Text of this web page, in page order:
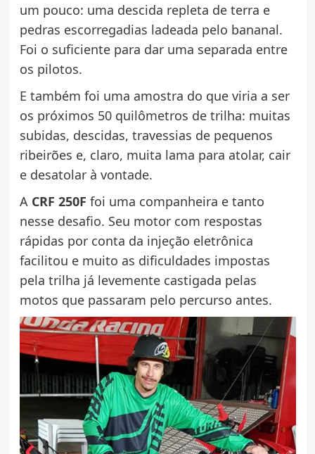
um pouco: uma descida repleta de terra e
pedras escorregadias ladeada pelo bananal.
Foi o suficiente para dar uma separada entre
os pilotos.
E também foi uma amostra do que viria a ser
os próximos 50 quilômetros de trilha: muitas
subidas, descidas, travessias de pequenos
ribeirões e, claro, muita lama para atolar, cair
e desatolar à vontade.
A CRF 250F foi uma companheira e tanto
nesse desafio. Seu motor com respostas
rápidas por conta da injeção eletrônica
facilitou e muito as dificuldades impostas
pela trilha já levemente castigada pelas
motos que passaram pelo percurso antes.